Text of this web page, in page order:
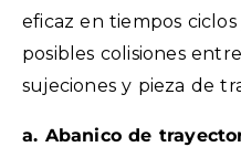
eficaz en tiempos
posibles colisiones
sujeciones y pieza de
a. Abanico de